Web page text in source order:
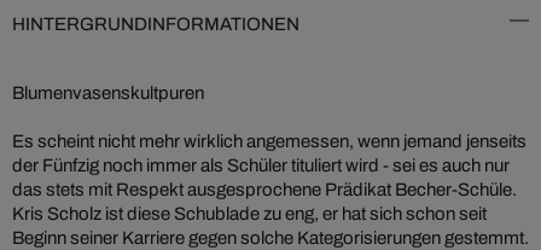
HINTERGRUNDINFORMATIONEN
Blumenvasenskultpuren
Es scheint nicht mehr wirklich angemessen, wenn jemand jenseits
der Fünfzig noch immer als Schüler tituliert wird - sei es auch nur
das stets mit Respekt ausgesprochene Prädikat Becher-Schüle.
Kris Scholz ist diese Schublade zu eng, er hat sich schon seit
Beginn seiner Karriere gegen solche Kategorisierungen gestemmt.